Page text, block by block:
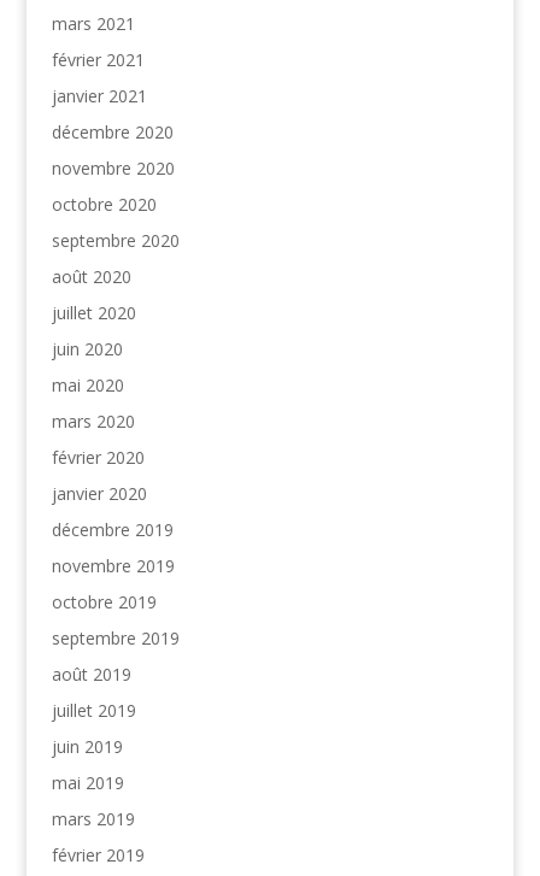
mars 2021
février 2021
janvier 2021
décembre 2020
novembre 2020
octobre 2020
septembre 2020
août 2020
juillet 2020
juin 2020
mai 2020
mars 2020
février 2020
janvier 2020
décembre 2019
novembre 2019
octobre 2019
septembre 2019
août 2019
juillet 2019
juin 2019
mai 2019
mars 2019
février 2019